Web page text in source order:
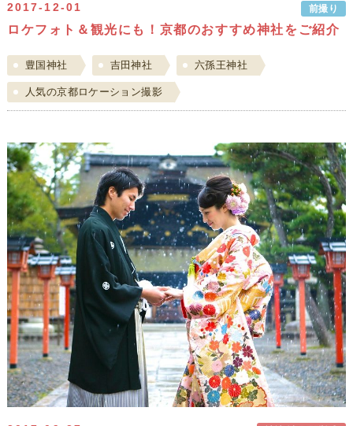
2017-12-01 前撮り
ロケフォト＆観光にも！京都のおすすめ神社をご紹介
豊国神社 吉田神社 六孫王神社
人気の京都ロケーション撮影